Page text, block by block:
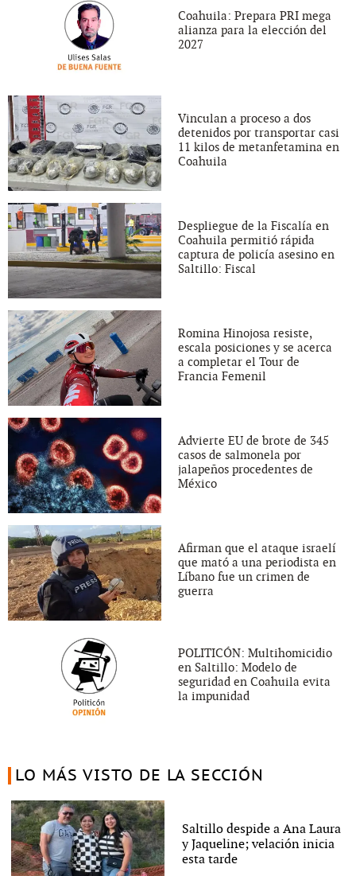
Coahuila: Prepara PRI mega
alianza para la elección del
2027
Vinculan a proceso a dos
detenidos por transportar casi
11 kilos de metanfetamina en
Coahuila
Despliegue de la Fiscalía en
Coahuila permitió rápida
captura de policía asesino en
Saltillo: Fiscal
Romina Hinojosa resiste,
escala posiciones y se acerca
a completar el Tour de
Francia Femenil
Advierte EU de brote de 345
casos de salmonela por
jalapeños procedentes de
México
Afirman que el ataque israelí
que mató a una periodista en
Líbano fue un crimen de
guerra
POLITICÓN: Multihomicidio
en Saltillo: Modelo de
seguridad en Coahuila evita
la impunidad
LO MÁS VISTO DE LA SECCIÓN
Saltillo despide a Ana Laura
y Jaqueline; velación inicia
esta tarde